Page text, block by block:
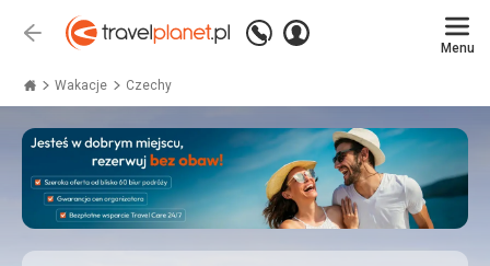
Wstecz
Zadzwoń
+48
76
75
Zaloguj
Menu
Wakacje Czechy